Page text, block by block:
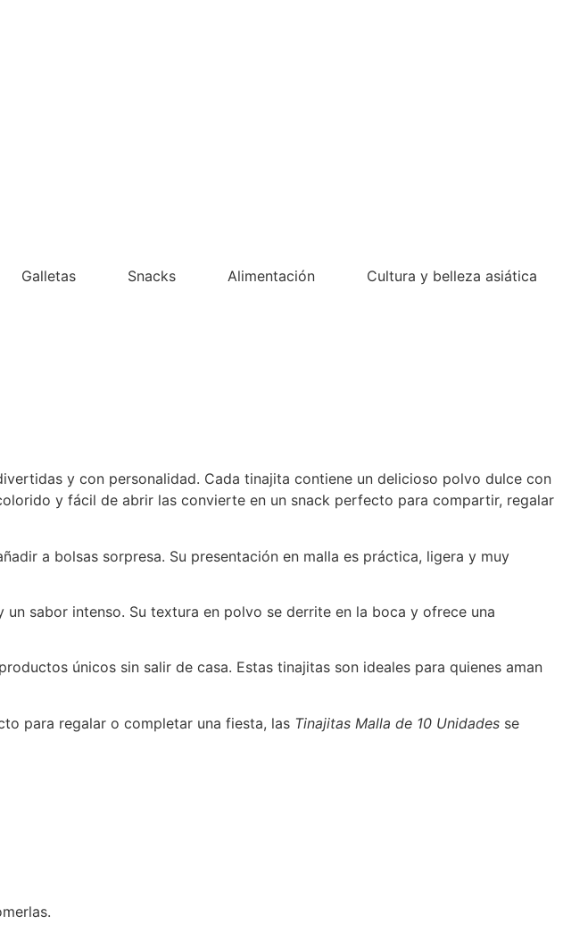
Galletas Snacks Alimentación Cultura y belleza asiática
y con personalidad. Cada tinajita contiene un delicioso polvo dulce con
y fácil de abrir las convierte en un snack perfecto para compartir, regalar
a bolsas sorpresa. Su presentación en malla es práctica, ligera y muy
sabor intenso. Su textura en polvo se derrite en la boca y ofrece una
únicos sin salir de casa. Estas tinajitas son ideales para quienes aman
para regalar o completar una fiesta, las Tinajitas Malla de 10 Unidades se